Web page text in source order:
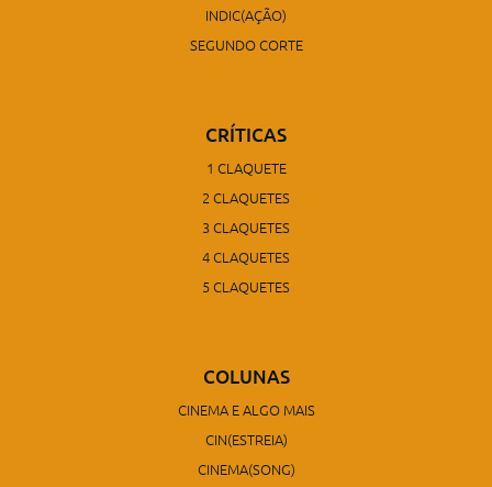
INDIC(AÇÃO)
SEGUNDO CORTE
CRÍTICAS
1 CLAQUETE
2 CLAQUETES
3 CLAQUETES
4 CLAQUETES
5 CLAQUETES
COLUNAS
CINEMA E ALGO MAIS
CIN(ESTREIA)
CINEMA(SONG)